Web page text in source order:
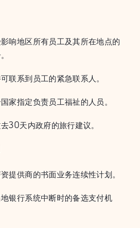
响地区所有员工及其所在地点的
联系到员工的紧急联系人。
家指定负责员工福祉的人员。
30天内政府的旅行建议。
提供商的书面业务连续性计划。
银行系统中断时的备选支付机